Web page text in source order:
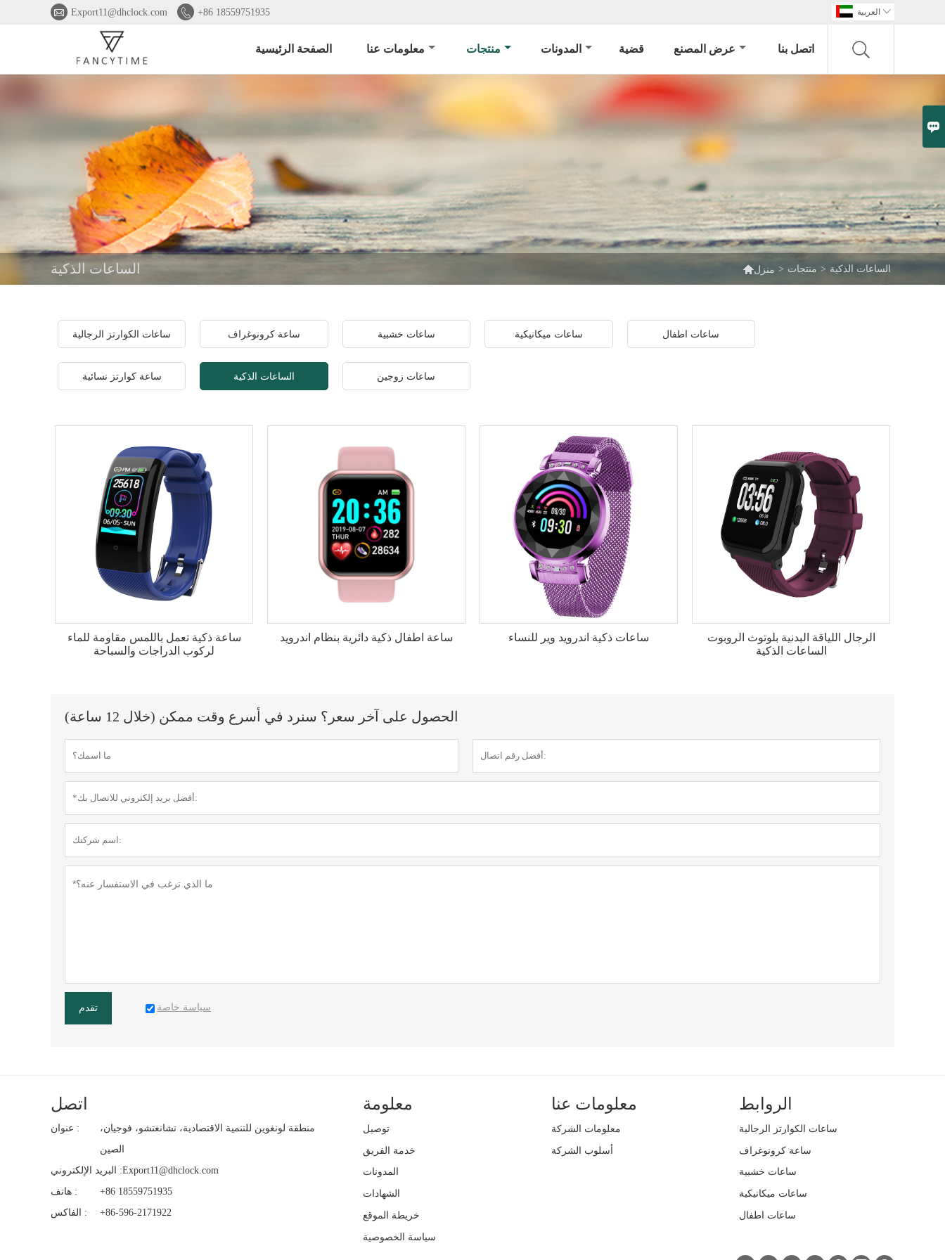

 Export11@dhclock.com  +86 18559751935 العربية 
الصفحة الرئيسية معلومات عنا منتجات المدونات قضية عرض المصنع اتصل بنا
الساعات الذكية منزل > منتجات > الساعات الذكية
ساعات الكوارتز الرجالية ساعة كرونوغراف ساعات خشبية ساعات ميكانيكية ساعات اطفال
ساعة كوارتز نسائية الساعات الذكية ساعات زوجين
ساعة ذكية تعمل باللمس مقاومة للماء
لركوب الدراجات والسباحة
ساعة اطفال ذكية دائرية بنظام اندرويد ساعات ذكية اندرويد وير للنساء
الرجال اللياقة البدنية بلوتوث الروبوت
الساعات الذكية
الحصول على آخر سعر؟ سنرد في أسرع وقت ممكن (خلال 12 ساعة)
تقدم سياسة خاصة
اتصل
عنوان :
منطقة لونغوين للتنمية الاقتصادية، تشانغتشو، فوجيان،
الصين
البريد الإلكتروني :Export11@dhclock.com
هاتف :
+86 18559751935
الفاكس :
+86-596-2171922
معلومة
توصيل
خدمة الفريق
المدونات
الشهادات
خريطة الموقع
سياسة الخصوصية
معلومات عنا
معلومات الشركة
أسلوب الشركة
الروابط
ساعات الكوارتز الرجالية
ساعة كرونوغراف
ساعات خشبية
ساعات ميكانيكية
ساعات اطفال